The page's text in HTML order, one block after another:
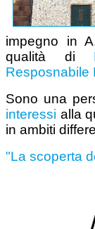
impegno in
qualità di
Resposnabile
Sono una
interessi alla
in ambiti
"La scoperta